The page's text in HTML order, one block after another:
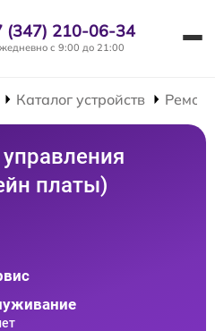
(347) 210-06-34
с 9:00 до 21:00
Каталог устройств
платы)